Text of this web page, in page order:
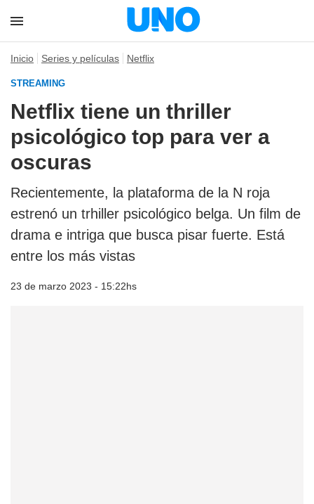
Inicio Series y películas Netflix
STREAMING
Netflix tiene un thriller
psicológico top para ver a
oscuras
Recientemente, la plataforma de la N roja
estrenó un trhiller psicológico belga. Un film de
drama e intriga que busca pisar fuerte. Está
entre los más vistas
23 de marzo 2023 - 15:22hs